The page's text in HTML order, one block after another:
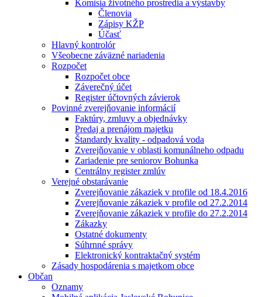
Komisia životného prostredia a výstavby
Členovia
Zápisy KŽP
Účasť
Hlavný kontrolór
Všeobecne záväzné nariadenia
Rozpočet
Rozpočet obce
Záverečný účet
Register účtovných závierok
Povinné zverejňovanie informácií
Faktúry, zmluvy a objednávky
Predaj a prenájom majetku
Štandardy kvality - odpadová voda
Zverejňovanie v oblasti komunálneho odpadu
Zariadenie pre seniorov Bohunka
Centrálny register zmlúv
Verejné obstarávanie
Zverejňovanie zákaziek v profile od 18.4.2016
Zverejňovanie zákaziek v profile od 27.2.2014
Zverejňovanie zákaziek v profile do 27.2.2014
Zákazky
Ostatné dokumenty
Súhrnné správy
Elektronický kontraktačný systém
Zásady hospodárenia s majetkom obce
Občan
Oznamy